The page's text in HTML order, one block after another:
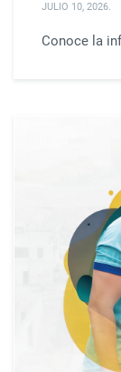
JULIO 10, 2026.
Conoce la